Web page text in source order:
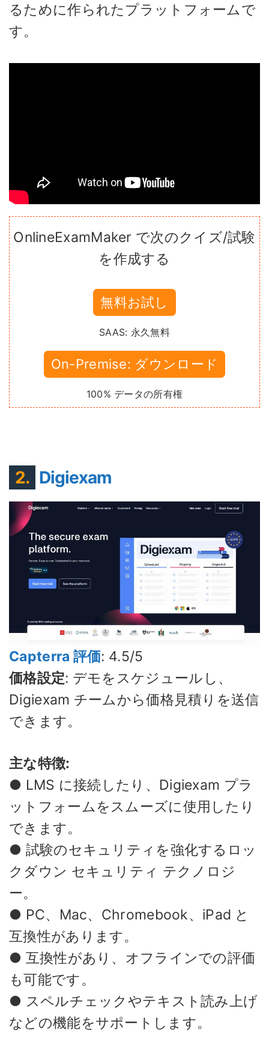
るために作られたプラットフォームで
す。
OnlineExamMaker で次のクイズ/試験
を作成する
無料お試し
SAAS: 永久無料
On-Premise: ダウンロード
100% データの所有権
2. Digiexam
Capterra 評価: 4.5/5
価格設定: デモをスケジュールし、
Digiexam チームから価格見積りを送信
できます。
主な特徴:
● LMS に接続したり、Digiexam プラ
ットフォームをスムーズに使用したり
できます。
● 試験のセキュリティを強化するロッ
クダウン セキュリティ テクノロジ
ー。
● PC、Mac、Chromebook、iPad と
互換性があります。
● 互換性があり、オフラインでの評価
も可能です。
● スペルチェックやテキスト読み上げ
などの機能をサポートします。